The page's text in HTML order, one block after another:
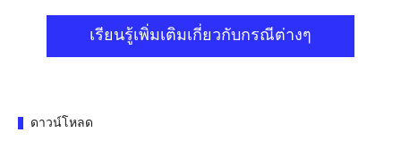
เรียนรู้เพิ่มเติมเกี่ยวกับกรณีต่างๆ
ดาวน์โหลด